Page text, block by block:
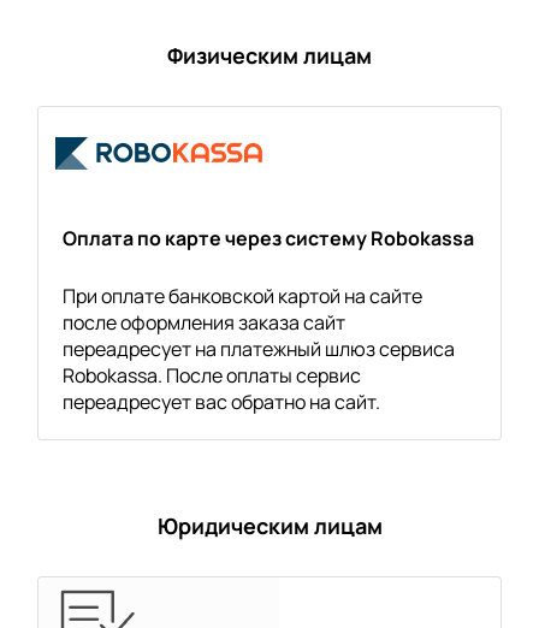
Физическим лицам
Оплата по карте через систему Robokassa
При оплате банковской картой на сайте
после оформления заказа сайт
переадресует на платежный шлюз сервиса
Robokassa. После оплаты сервис
переадресует вас обратно на сайт.
Юридическим лицам